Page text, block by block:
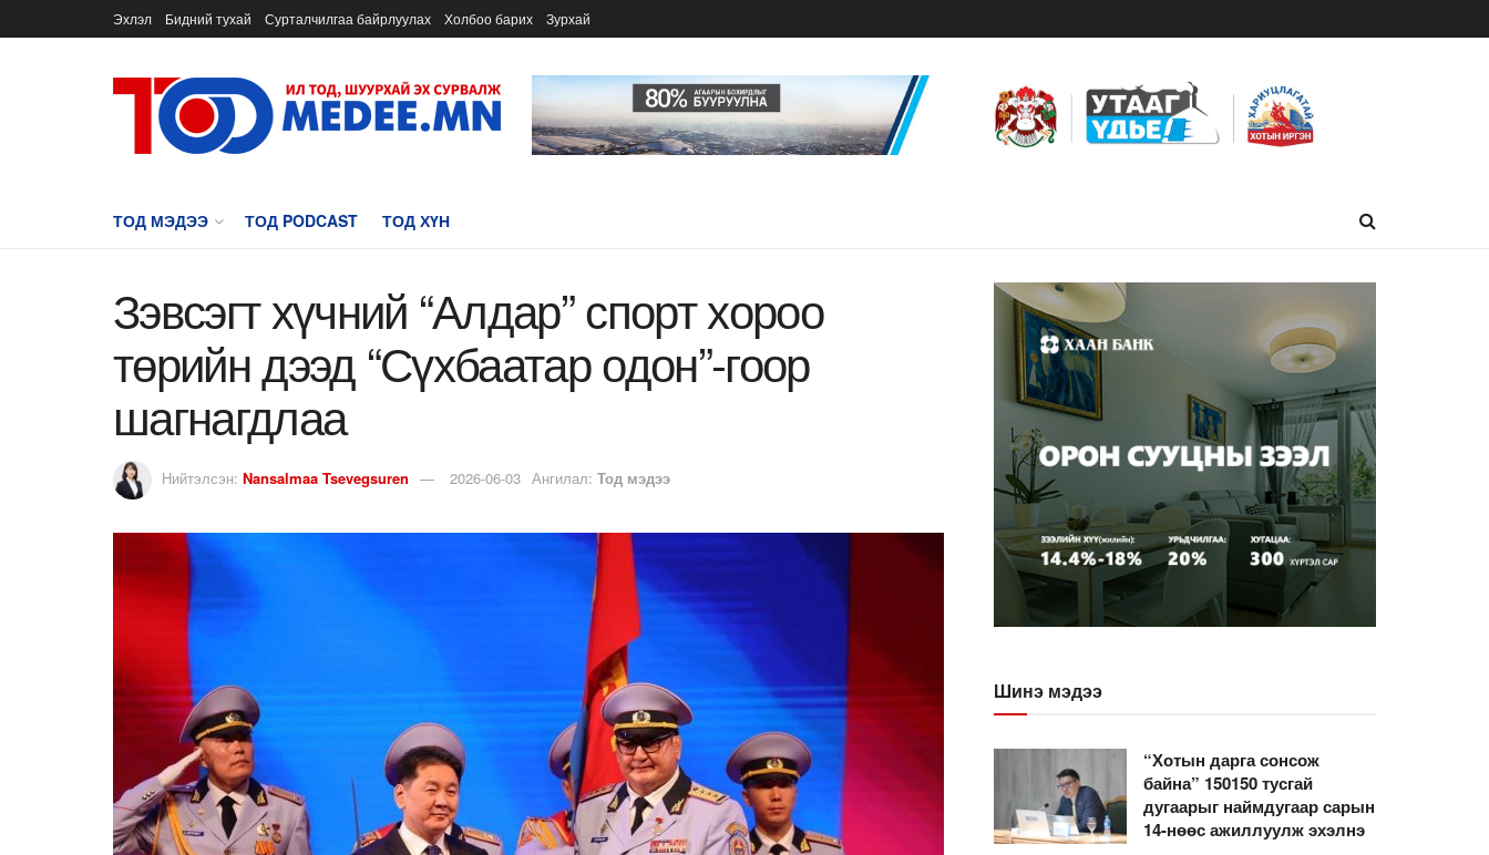
Эхлэл Бидний тухай Сурталчилгаа байрлуулах Холбоо барих Зурхай
ТОД МЭДЭЭ ТОД PODCAST ТОД ХҮН
Зэвсэгт хүчний “Алдар” спорт хороо
төрийн дээд “Сүхбаатар одон”-гоор
шагнагдлаа
Нийтэлсэн: Nansalmaa Tsevegsuren 2026-06-03 Ангилал: Тод мэдээ
Шинэ мэдээ
“Хотын дарга сонсож
байна” 150150 тусгай
дугаарыг наймдугаар сарын
14-нөөс ажиллуулж эхэлнэ